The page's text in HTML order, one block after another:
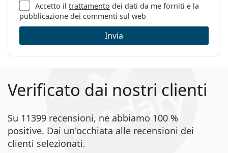
Accetto iltrattamento dei dati da me forniti e la
pubblicazione dei commenti sul web
Invia
Verificato dai nostri clienti
Su 11399 recensioni, ne abbiamo 100 %
positive. Dai un'occhiata alle recensioni dei
clienti selezionati.